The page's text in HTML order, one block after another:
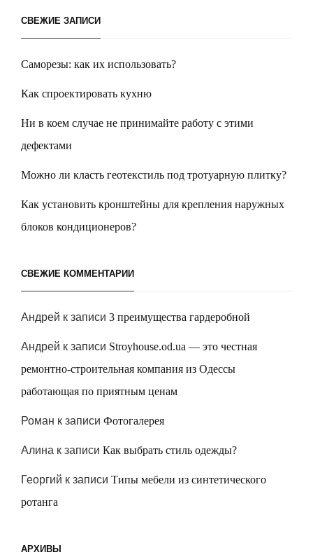
СВЕЖИЕ ЗАПИСИ
Саморезы: как их использовать?
Как спроектировать кухню
Ни в коем случае не принимайте работу с этими
дефектами
Можно ли класть геотекстиль под тротуарную плитку?
Как установить кронштейны для крепления наружных
блоков кондиционеров?
СВЕЖИЕ КОММЕНТАРИИ
Андрей к записи 3 преимущества гардеробной
Андрей к записи Stroyhouse.od.ua — это честная
ремонтно-строительная компания из Одессы
работающая по приятным ценам
Роман к записи Фотогалерея
Алина к записи Как выбрать стиль одежды?
Георгий к записи Типы мебели из синтетического
ротанга
АРХИВЫ